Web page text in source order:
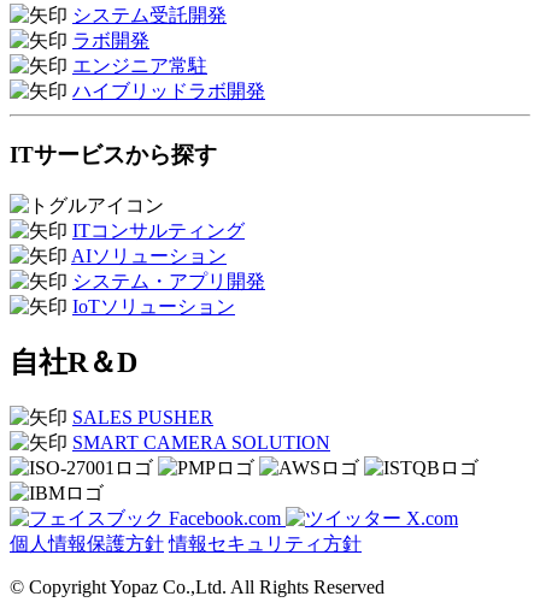
システム受託開発
ラボ開発
エンジニア常駐
ハイブリッドラボ開発
ITサービスから探す
ITコンサルティング
AIソリューション
システム・アプリ開発
IoTソリューション
自社R＆D
SALES PUSHER
SMART CAMERA SOLUTION
Facebook.com
X.com
個人情報保護方針 情報セキュリティ方針
© Copyright Yopaz Co.,Ltd. All Rights Reserved